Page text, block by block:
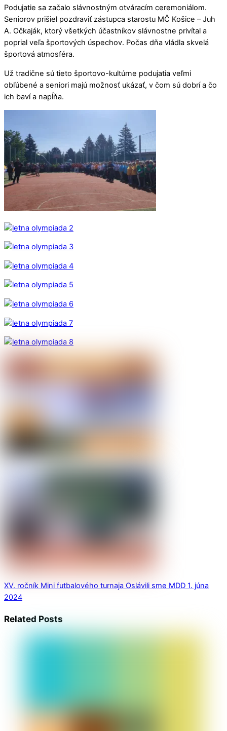
Podujatie sa začalo slávnostným otváracím ceremoniálom.
Seniorov prišiel pozdraviť zástupca starostu MČ Košice – Juh
A. Očkaják, ktorý všetkých účastníkov slávnostne privítal a
poprial veľa športových úspechov. Počas dňa vládla skvelá
športová atmosféra.
Už tradične sú tieto športovo-kultúrne podujatia veľmi
obľúbené a seniori majú možnosť ukázať, v čom sú dobrí a čo
ich baví a napĺňa.
XV. ročník Mini futbalového turnaja Oslávili sme MDD 1. júna
2024
Related Posts